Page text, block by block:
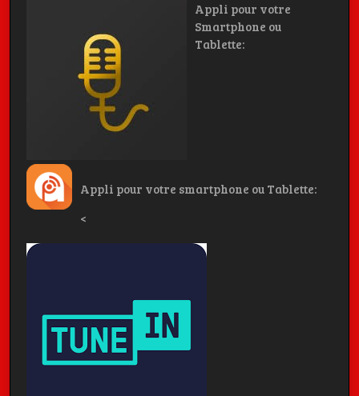
Appli pour votre
Smartphone ou
Tablette:
Appli pour votre smartphone ou Tablette:
<